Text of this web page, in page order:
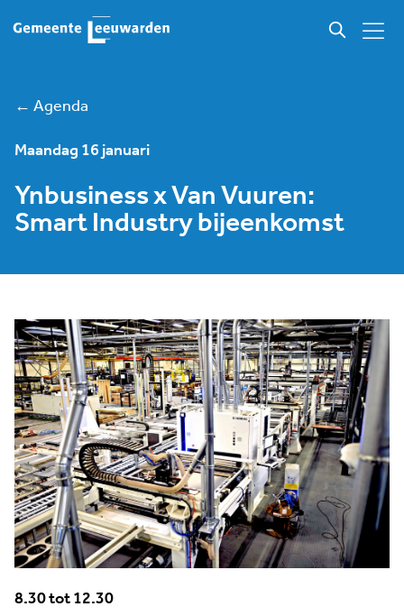
← Agenda
Maandag 16 januari
Ynbusiness x Van Vuuren:
Smart Industry bijeenkomst
8.30 tot 12.30